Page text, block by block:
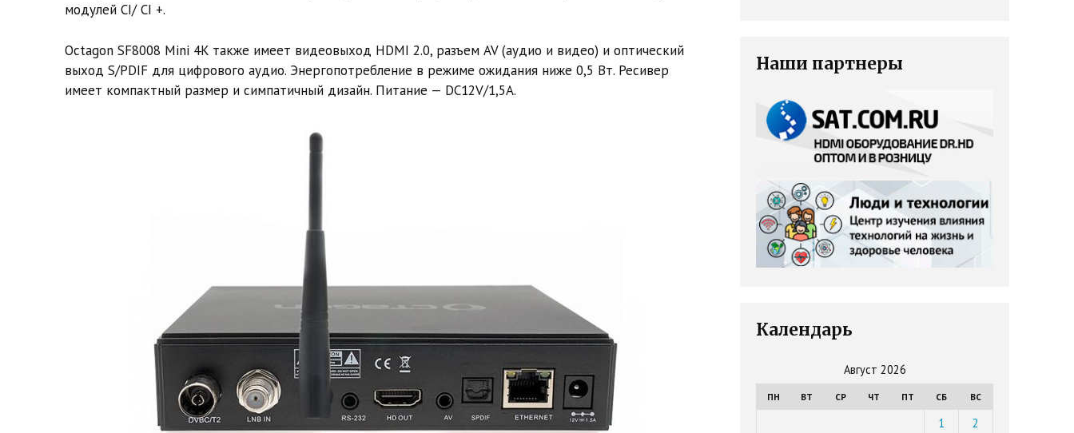
модулей CI/ CI +.
Octagon SF8008 Mini 4K также имеет видеовыход HDMI 2.0, разъем AV (аудио и видео) и оптический
выход S/PDIF для цифрового аудио. Энергопотребление в режиме ожидания ниже 0,5 Вт. Ресивер
имеет компактный размер и симпатичный дизайн. Питание — DC12V/1,5A.
Наши партнеры
Календарь
Август 2026
ПН ВТ СР ЧТ ПТ СБ ВС
1
2